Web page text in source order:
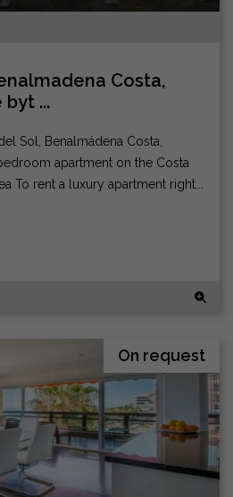
Costa,
...
Sol, Benalmádena Costa,
apartment on the Costa
To rent a luxury apartment right...
On request